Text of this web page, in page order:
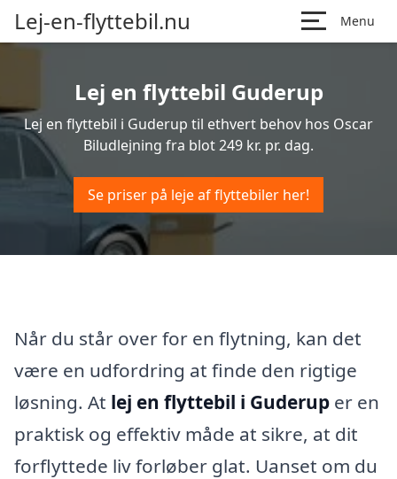
Lej-en-flyttebil.nu Menu
Lej en flyttebil Guderup
Lej en flyttebil i Guderup til ethvert behov hos Oscar
Biludlejning fra blot 249 kr. pr. dag.
Se priser på leje af flyttebiler her!
Når du står over for en flytning, kan det
være en udfordring at finde den rigtige
løsning. At lej en flyttebil i Guderup er en
praktisk og effektiv måde at sikre, at dit
forflyttede liv forløber glat. Uanset om du